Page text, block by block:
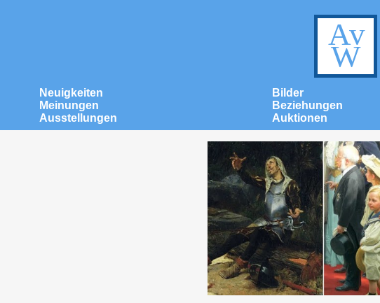
Neuigkeiten Bilder
Meinungen
Beziehungen
Ausstellungen
Auktionen